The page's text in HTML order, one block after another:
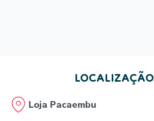
LOCALIZAÇÃO
Loja Pacaembu